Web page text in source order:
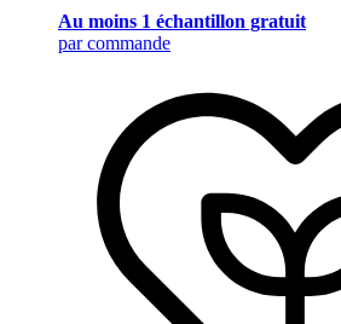
Au moins 1 échantillon gratuit
par commande